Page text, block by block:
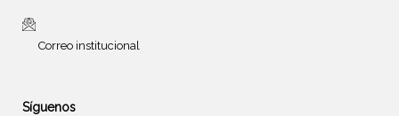
Correo institucional
Síguenos